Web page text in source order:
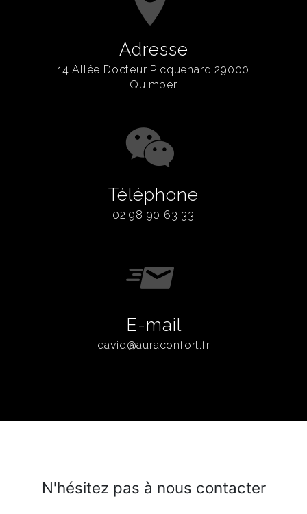
Adresse
14 Allée Docteur Picquenard 29000
Quimper
Téléphone
02 98 90 63 33
E-mail
david@auraconfort.fr
N'hésitez pas à nous contacter